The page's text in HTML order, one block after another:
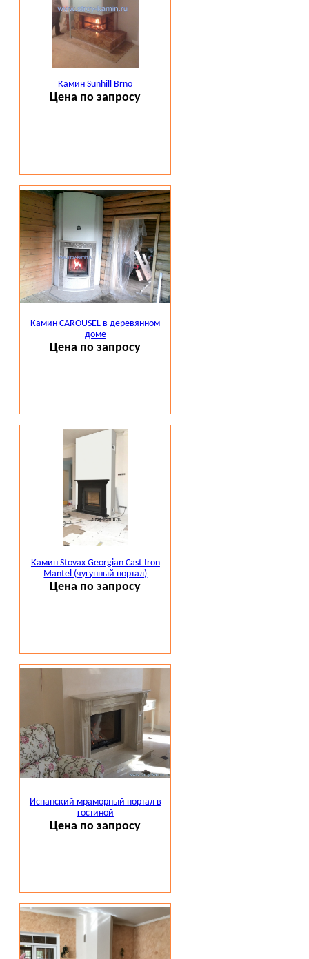
Камин Sunhill Brno
Цена по запросу
Камин CAROUSEL в деревянном
доме
Цена по запросу
Камин Stovax Georgian Cast Iron
Mantel (чугунный портал)
Цена по запросу
Испанский мраморный портал в
гостиной
Цена по запросу